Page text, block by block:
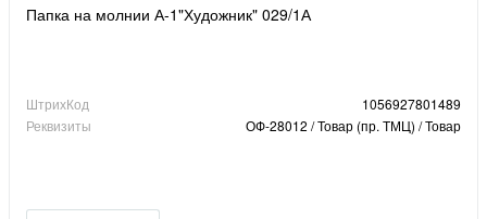
Папка на молнии А-1"Художник" 029/1А
ШтрихКод
1056927801489
Реквизиты
ОФ-28012 / Товар (пр. ТМЦ) / Товар